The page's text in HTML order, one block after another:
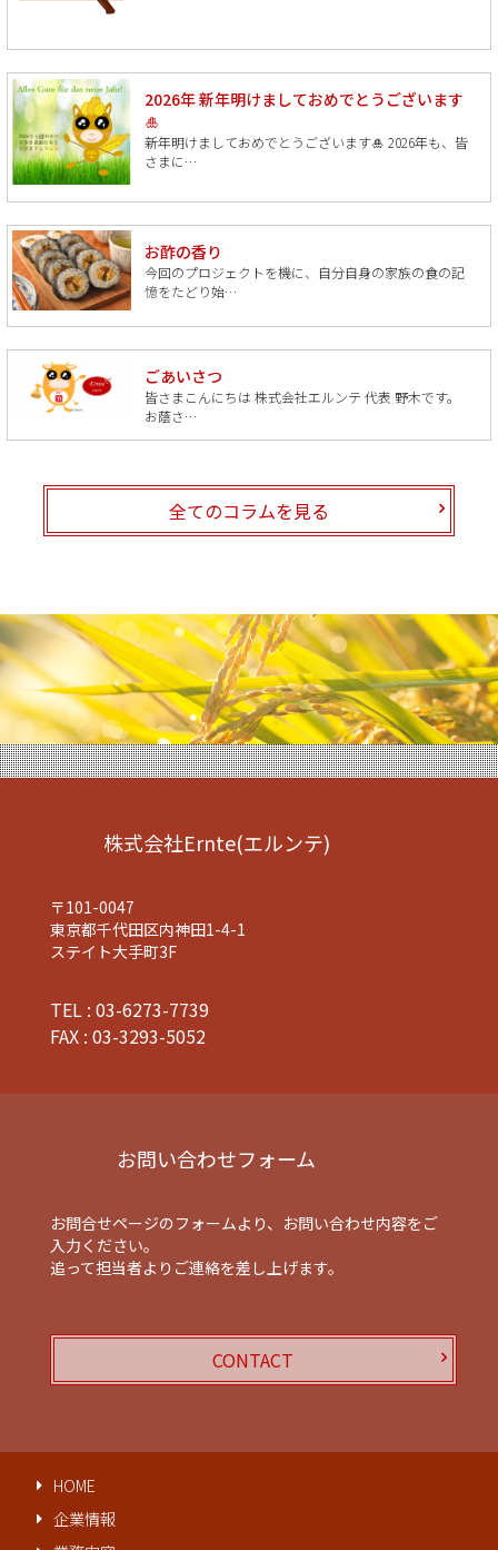
2026年 新年明けましておめでとうございます
🎍
新年明けましておめでとうございます🎍 2026年も、皆
さまに…
お酢の香り
今回のプロジェクトを機に、自分自身の家族の食の記
憶をたどり始…
ごあいさつ
皆さまこんにちは 株式会社エルンテ 代表 野木です。
お蔭さ…
全てのコラムを見る
株式会社Ernte(エルンテ)
〒101-0047
東京都千代田区内神田1-4-1
ステイト大手町3F
TEL : 03-6273-7739
FAX : 03-3293-5052
お問い合わせフォーム
お問合せページのフォームより、お問い合わせ内容をご
入力ください。
追って担当者よりご連絡を差し上げます。
CONTACT
HOME
企業情報